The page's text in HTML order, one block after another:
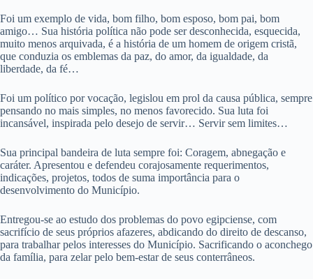
Foi um exemplo de vida, bom filho, bom esposo, bom pai, bom
amigo… Sua história política não pode ser desconhecida, esquecida,
muito menos arquivada, é a história de um homem de origem cristã,
que conduzia os emblemas da paz, do amor, da igualdade, da
liberdade, da fé…
Foi um político por vocação, legislou em prol da causa pública, sempre
pensando no mais simples, no menos favorecido. Sua luta foi
incansável, inspirada pelo desejo de servir… Servir sem limites…
Sua principal bandeira de luta sempre foi: Coragem, abnegação e
caráter. Apresentou e defendeu corajosamente requerimentos,
indicações, projetos, todos de suma importância para o
desenvolvimento do Município.
Entregou-se ao estudo dos problemas do povo egipciense, com
sacrifício de seus próprios afazeres, abdicando do direito de descanso,
para trabalhar pelos interesses do Município. Sacrificando o aconchego
da família, para zelar pelo bem-estar de seus conterrâneos.